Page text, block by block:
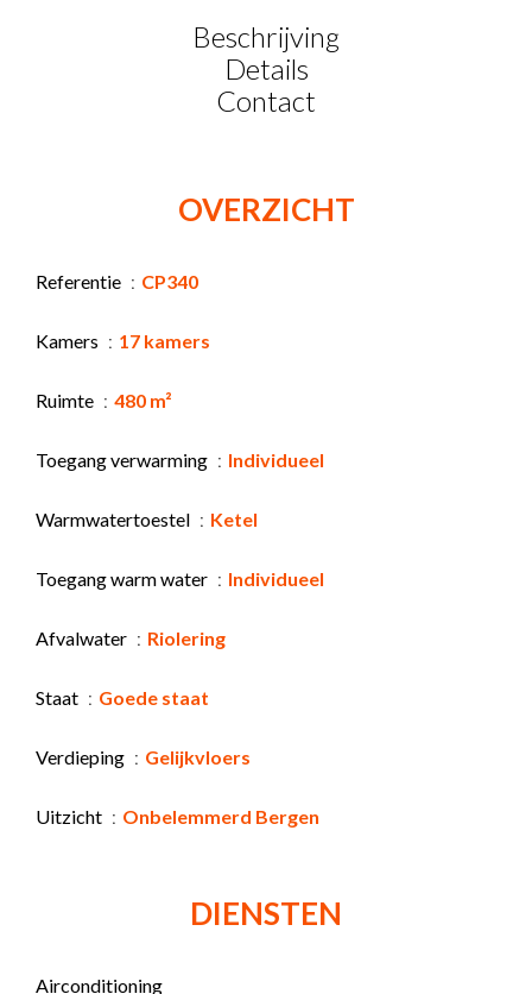
Beschrijving
Details
Contact
OVERZICHT
Referentie CP340
Kamers 17 kamers
Ruimte 480 m²
Toegang verwarming Individueel
Warmwatertoestel Ketel
Toegang warm water Individueel
Afvalwater Riolering
Staat Goede staat
Verdieping Gelijkvloers
Uitzicht Onbelemmerd Bergen
DIENSTEN
Airconditioning